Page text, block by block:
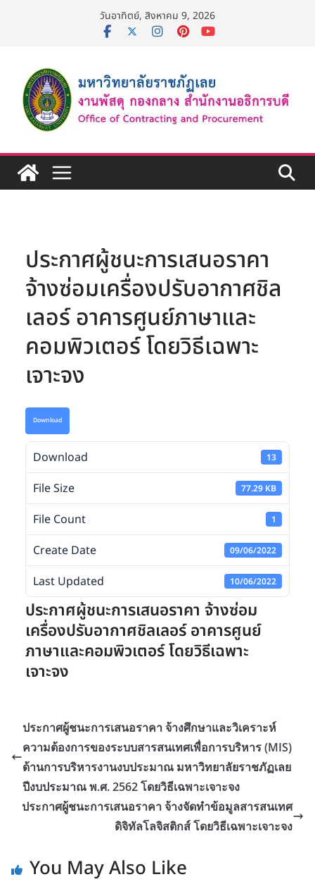
วันอาทิตย์, สิงหาคม 9, 2026
ประกาศผู้ชนะการเสนอราคา
จ้างซ่อมเครื่องปรับอากาศชิล
เลอร์ อาคารศูนย์ภาษาและ
คอมพิวเตอร์ โดยวิธีเฉพาะ
เจาะจง
Download
Download 13
File Size 77.29 KB
File Count 1
Create Date 09/06/2022
Last Updated 10/06/2022
ประกาศผู้ชนะการเสนอราคา จ้างซ่อม
เครื่องปรับอากาศชิลเลอร์ อาคารศูนย์
ภาษาและคอมพิวเตอร์ โดยวิธีเฉพาะ
เจาะจง
ประกาศผู้ชนะการเสนอราคา จ้างศึกษาและวิเคราะห์
ความต้องการของระบบสารสนเทศเพื่อการบริหาร (MIS)
ด้านการบริหารงานงบประมาณ มหาวิทยาลัยราชภัฏเลย
ปีงบประมาณ พ.ศ. 2562 โดยวิธีเฉพาะเจาะจง
ประกาศผู้ชนะการเสนอราคา จ้างจัดทำข้อมูลสารสนเทศ
ดิจิทัลโลจิสติกส์ โดยวิธีเฉพาะเจาะจง
You May Also Like